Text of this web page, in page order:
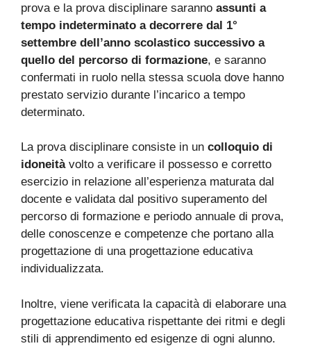
prova e la prova disciplinare saranno assunti a
tempo indeterminato a decorrere dal 1°
settembre dell’anno scolastico successivo a
quello del percorso di formazione, e saranno
confermati in ruolo nella stessa scuola dove hanno
prestato servizio durante l’incarico a tempo
determinato.
La prova disciplinare consiste in un colloquio di
idoneità volto a verificare il possesso e corretto
esercizio in relazione all’esperienza maturata dal
docente e validata dal positivo superamento del
percorso di formazione e periodo annuale di prova,
delle conoscenze e competenze che portano alla
progettazione di una progettazione educativa
individualizzata.
Inoltre, viene verificata la capacità di elaborare una
progettazione educativa rispettante dei ritmi e degli
stili di apprendimento ed esigenze di ogni alunno.